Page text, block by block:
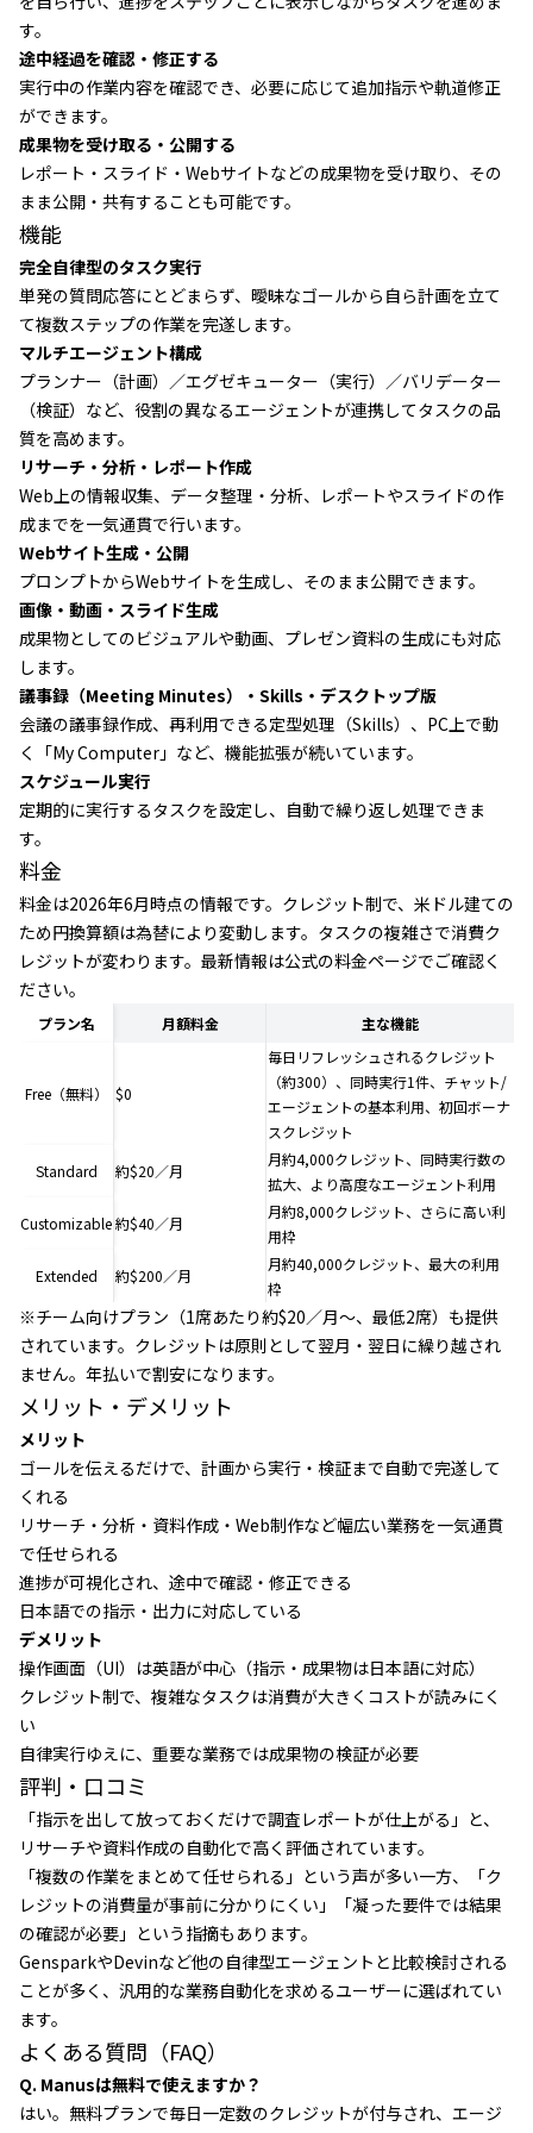
す。
途中経過を確認・修正する
実行中の作業内容を確認でき、必要に応じて追加指示や軌道修正
ができます。
成果物を受け取る・公開する
レポート・スライド・Webサイトなどの成果物を受け取り、その
まま公開・共有することも可能です。
機能
完全自律型のタスク実行
単発の質問応答にとどまらず、曖昧なゴールから自ら計画を立て
て複数ステップの作業を完遂します。
マルチエージェント構成
プランナー（計画）／エグゼキューター（実行）／バリデーター
（検証）など、役割の異なるエージェントが連携してタスクの品
質を高めます。
リサーチ・分析・レポート作成
Web上の情報収集、データ整理・分析、レポートやスライドの作
成までを一気通貫で行います。
Webサイト生成・公開
プロンプトからWebサイトを生成し、そのまま公開できます。
画像・動画・スライド生成
成果物としてのビジュアルや動画、プレゼン資料の生成にも対応
します。
議事録（Meeting Minutes）・Skills・デスクトップ版
会議の議事録作成、再利用できる定型処理（Skills）、PC上で動
く「My Computer」など、機能拡張が続いています。
スケジュール実行
定期的に実行するタスクを設定し、自動で繰り返し処理できま
す。
料金
料金は2026年6月時点の情報です。クレジット制で、米ドル建ての
ため円換算額は為替により変動します。タスクの複雑さで消費ク
レジットが変わります。最新情報は公式の料金ページでご確認く
ださい。
プラン名 月額料金 主な機能
Free（無料） $0
毎日リフレッシュされるクレジット
（約300）、同時実行1件、チャット/
エージェントの基本利用、初回ボーナ
スクレジット
Standard
約$20／月
月約4,000クレジット、同時実行数の
拡大、より高度なエージェント利用
Customizable約$40／月
月約8,000クレジット、さらに高い利
用枠
Extended
約$200／月
月約40,000クレジット、最大の利用
枠
※チーム向けプラン（1席あたり約$20／月〜、最低2席）も提供
されています。クレジットは原則として翌月・翌日に繰り越され
ません。年払いで割安になります。
メリット・デメリット
メリット
ゴールを伝えるだけで、計画から実行・検証まで自動で完遂して
くれる
リサーチ・分析・資料作成・Web制作など幅広い業務を一気通貫
で任せられる
進捗が可視化され、途中で確認・修正できる
日本語での指示・出力に対応している
デメリット
操作画面（UI）は英語が中心（指示・成果物は日本語に対応）
クレジット制で、複雑なタスクは消費が大きくコストが読みにく
い
自律実行ゆえに、重要な業務では成果物の検証が必要
評判・口コミ
「指示を出して放っておくだけで調査レポートが仕上がる」と、
リサーチや資料作成の自動化で高く評価されています。
「複数の作業をまとめて任せられる」という声が多い一方、「ク
レジットの消費量が事前に分かりにくい」「凝った要件では結果
の確認が必要」という指摘もあります。
GensparkやDevinなど他の自律型エージェントと比較検討される
ことが多く、汎用的な業務自動化を求めるユーザーに選ばれてい
ます。
よくある質問（FAQ）
Q. Manusは無料で使えますか？
はい。無料プランで毎日一定数のクレジットが付与され、エージ